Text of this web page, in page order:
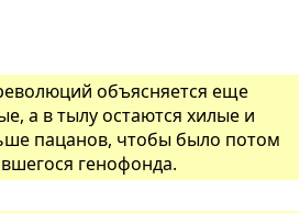
объясняется еще
а в тылу остаются хилые и
пацанов, чтобы было потом
генофонда.